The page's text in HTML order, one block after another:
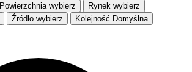
Powierzchnia wybierz Rynek wybierz
Źródło wybierz Kolejność Domyślna